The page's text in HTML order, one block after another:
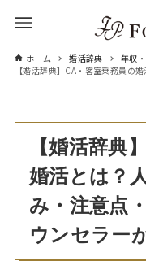
ホーム 婚活辞典
年収
【婚活辞典
婚活とは？
み・注意点
ウンセラー